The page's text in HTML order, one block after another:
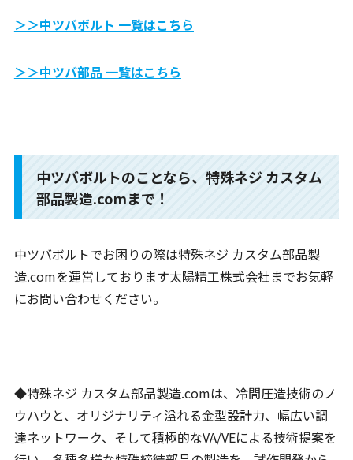
＞＞中ツバボルト 一覧はこちら
＞＞中ツバ部品 一覧はこちら
中ツバボルトのことなら、特殊ネジ カスタム
部品製造.comまで！
中ツバボルトでお困りの際は特殊ネジ カスタム部品製
造.comを運営しております太陽精工株式会社までお気軽
にお問い合わせください。
◆特殊ネジ カスタム部品製造.comは、冷間圧造技術のノ
ウハウと、オリジナリティ溢れる金型設計力、幅広い調
達ネットワーク、そして積極的なVA/VEによる技術提案を